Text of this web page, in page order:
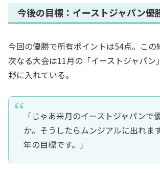
今後の目標：イーストジャパン優
今回の優勝で所有ポイントは54点。この
次なる大会は11月の「イーストジャパン
野に入れている。
「じゃあ来月のイーストジャパンで
か。そうしたらムンジアルに出れま
年の目標です。」